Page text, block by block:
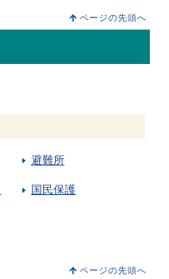
ページの先頭へ
避難所
国民保護
ページの先頭へ